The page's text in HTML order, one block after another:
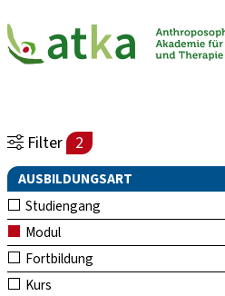
Filter 2
AUSBILDUNGSART
Studiengang
Modul
Fortbildung
Kurs